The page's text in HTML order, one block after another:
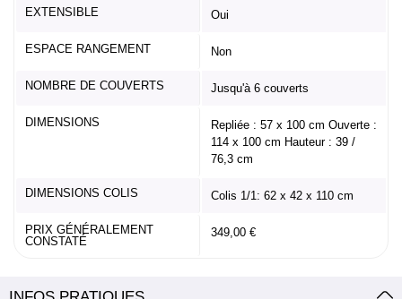
EXTENSIBLE Oui
ESPACE RANGEMENT Non
NOMBRE DE COUVERTS Jusqu'à 6 couverts
DIMENSIONS
Repliée : 57 x 100 cm Ouverte :
114 x 100 cm Hauteur : 39 /
76,3 cm
DIMENSIONS COLIS Colis 1/1: 62 x 42 x 110 cm
PRIX GÉNÉRALEMENT
CONSTATÉ
349,00 €